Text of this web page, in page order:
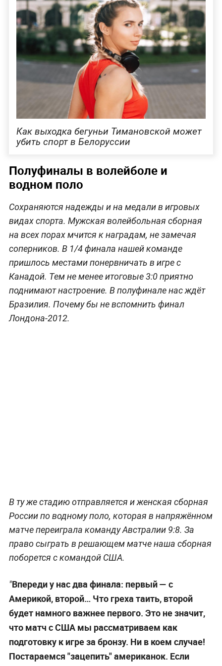
Как выходка бегуньи Тимановской может
убить спорт в Белоруссии
Полуфиналы в волейболе и
водном поло
Сохраняются надежды и на медали в игровых
видах спорта. Мужская волейбольная сборная
на всех порах мчится к наградам, не замечая
соперников. В 1/4 финала нашей команде
пришлось местами понервничать в игре с
Канадой. Тем не менее итоговые 3:0 приятно
поднимают настроение. В полуфинале нас ждёт
Бразилия. Почему бы не вспомнить финал
Лондона-2012.
В ту же стадию отправляется и женская сборная
России по водному поло, которая в напряжённом
матче переиграла команду Австралии 9:8. За
право сыграть в решающем матче наша сборная
поборется с командой США.
"Впереди у нас два финала: первый — с
Америкой, второй… Что греха таить, второй
будет намного важнее первого. Это не значит,
что матч с США мы рассматриваем как
подготовку к игре за бронзу. Ни в коем случае!
Постараемся "зацепить" американок. Если